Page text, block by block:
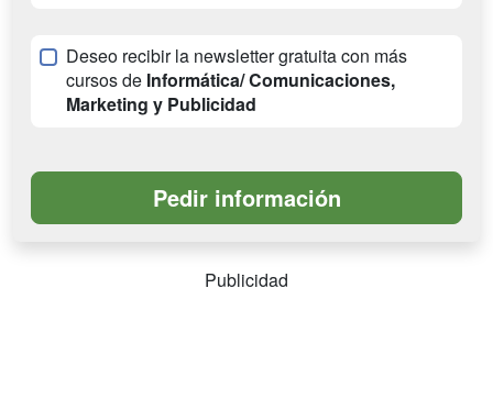
Deseo recibir la newsletter gratuita con más
cursos de Informática/ Comunicaciones,
Marketing y Publicidad
Publicidad